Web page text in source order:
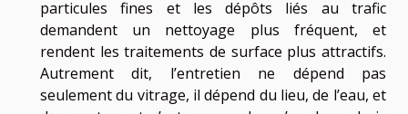
particules fines et les dépôts liés au trafic
demandent un nettoyage plus fréquent, et
rendent les traitements de surface plus attractifs.
Autrement dit, l’entretien ne dépend pas
seulement du vitrage, il dépend du lieu, de l’eau, et